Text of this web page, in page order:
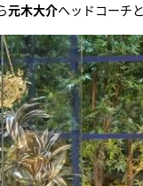
元木大介ヘッドコーチと